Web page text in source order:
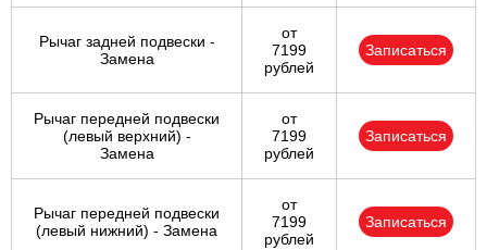
Рычаг задней подвески -
Замена
от
7199
рублей
Записаться
Рычаг передней подвески
(левый верхний) -
Замена
от
7199
рублей
Записаться
Рычаг передней подвески
(левый нижний) - Замена
от
7199
рублей
Записаться